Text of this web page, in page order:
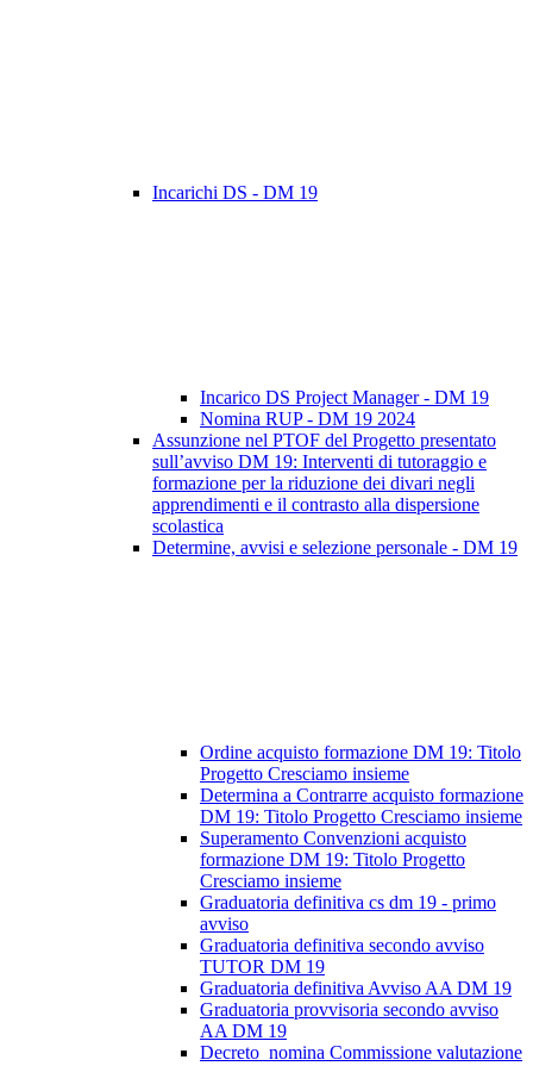
Incarichi DS - DM 19
Incarico DS Project Manager - DM 19
Nomina RUP - DM 19 2024
Assunzione nel PTOF del Progetto presentato
sull’avviso DM 19: Interventi di tutoraggio e
formazione per la riduzione dei divari negli
apprendimenti e il contrasto alla dispersione
scolastica
Determine, avvisi e selezione personale - DM 19
Ordine acquisto formazione DM 19: Titolo
Progetto Cresciamo insieme
Determina a Contrarre acquisto formazione
DM 19: Titolo Progetto Cresciamo insieme
Superamento Convenzioni acquisto
formazione DM 19: Titolo Progetto
Cresciamo insieme
Graduatoria definitiva cs dm 19 - primo
avviso
Graduatoria definitiva secondo avviso
TUTOR DM 19
Graduatoria definitiva Avviso AA DM 19
Graduatoria provvisoria secondo avviso
AA DM 19
Decreto_nomina Commissione valutazione